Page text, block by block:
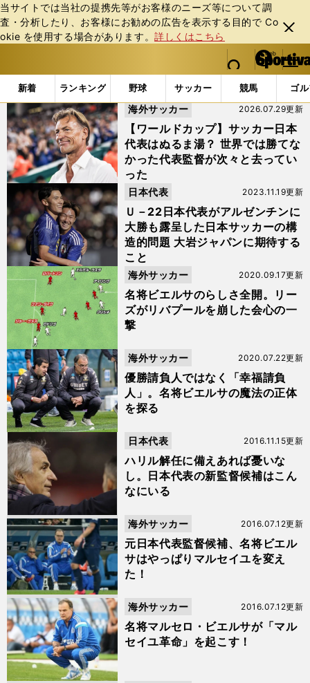
当サイトでは当社の提携先等がお客様のニーズ等について調
査・分析したり、お客様にお勧めの広告を表⽰する⽬的で Co
okie を使⽤する場合があります。詳しくはこちら
閉じ
る
web Sportiva (webスポルティーバ)
検索
マイペ
ー
ジ
メニュ
新着 ランキング 野球 サッカー 競馬 ゴ
b
ス
ポ
ル
テ
ィ
ー
バ
「#マルセロ・ビエルサ」の最新ニュース・ 情報
【ワールドカップ】サッカー日本
代表はぬるま湯？ 世界では勝てな
かった代表監督が次々と去ってい
った
2026.07.29更新
海外サッカー
Ｕ－22日本代表がアルゼンチンに
大勝も露呈した日本サッカーの構
造的問題 大岩ジャパンに期待する
こと
2023.11.19更新
日本代表
名将ビエルサのらしさ全開。リー
ズがリバプールを崩した会心の一
撃
2020.09.17更新
海外サッカー
優勝請負人ではなく「幸福請負
人」。名将ビエルサの魔法の正体
を探る
2020.07.22更新
海外サッカー
ハリル解任に備えあれば憂いな
し。日本代表の新監督候補はこん
なにいる
2016.11.15更新
日本代表
元日本代表監督候補、名将ビエル
サはやっぱりマルセイユを変え
た！
2016.07.12更新
海外サッカー
名将マルセロ・ビエルサが「マル
セイユ革命」を起こす！
2016.07.12更新
海外サッカー